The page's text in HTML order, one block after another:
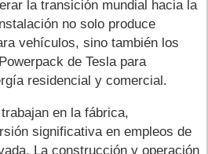
la transición mundial hacia la
no solo produce
vehículos, sino también los
de Tesla para
residencial y comercial.
en la fábrica,
significativa en empleos de
La construcción y operación